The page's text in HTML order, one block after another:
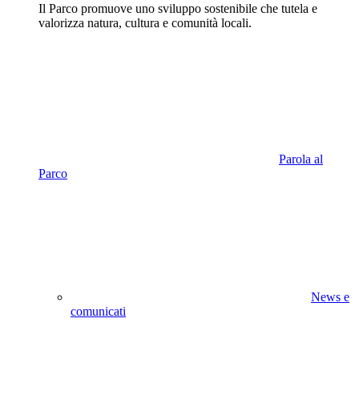
Il Parco promuove uno sviluppo sostenibile che tutela e
valorizza natura, cultura e comunità locali.
Parola al
Parco
News e
comunicati